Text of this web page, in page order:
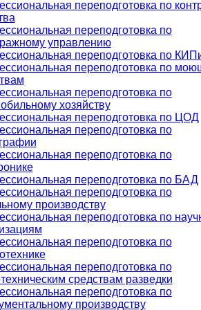
переподготовка по
переподготовка по
управлению
переподготовка по
переподготовка по
переподготовка по
хозяйству
переподготовка по ЦОД
переподготовка по
переподготовка по
переподготовка по БАД
переподготовка по
производству
переподготовка по
переподготовка по
переподготовка по
средствам разведки
переподготовка по
производству